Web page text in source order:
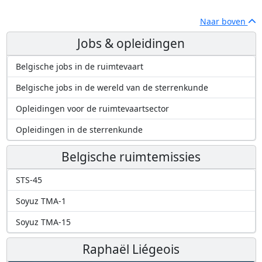
Naar boven
Jobs & opleidingen
Belgische jobs in de ruimtevaart
Belgische jobs in de wereld van de sterrenkunde
Opleidingen voor de ruimtevaartsector
Opleidingen in de sterrenkunde
Belgische ruimtemissies
STS-45
Soyuz TMA-1
Soyuz TMA-15
Raphaël Liégeois